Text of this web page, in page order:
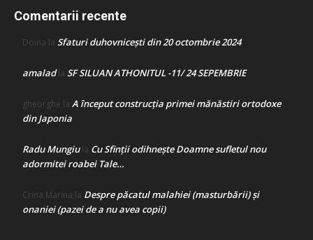
Comentarii recente
Doina la Sfaturi duhovnicești din 20 octombrie 2024
amaladla SF SILUAN ATHONITUL -11/ 24 SEPEMBRIE
gheorghe la A început construcţia primei mănăstiri ortodoxe
din Japonia
Radu Mungiula Cu Sfinții odihnește Doamne sufletul nou
adormitei roabei Tale…
Crina Marina la Despre păcatul malahiei (masturbării) şi
onaniei (pazei de a nu avea copii)